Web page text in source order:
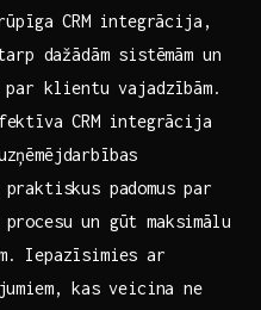
CRM integrācija,
‍dažādām sistēmām un
par klientu vajadzībām.
CRM ⁢integrācija‍
padomus par
un gūt maksimālu
Iepazīsimies ar
kas ⁢veicina ​ne